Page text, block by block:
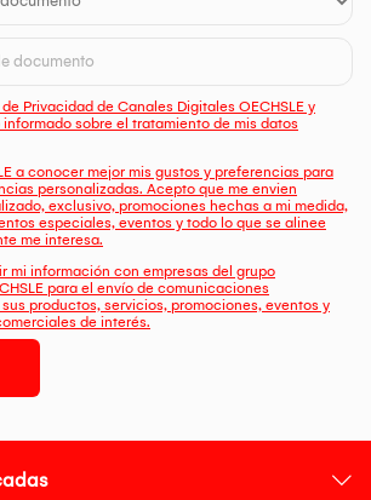
Privacidad de Canales Digitales OECHSLE y
sobre el tratamiento de mis datos
a conocer mejor mis gustos y preferencias para
personalizadas. Acepto que me envien
exclusivo, promociones hechas a mi medida,
especiales, eventos y todo lo que se alinee
me interesa.
mi información con empresas del grupo
para el envío de comunicaciones
productos, servicios, promociones, eventos y
de interés.